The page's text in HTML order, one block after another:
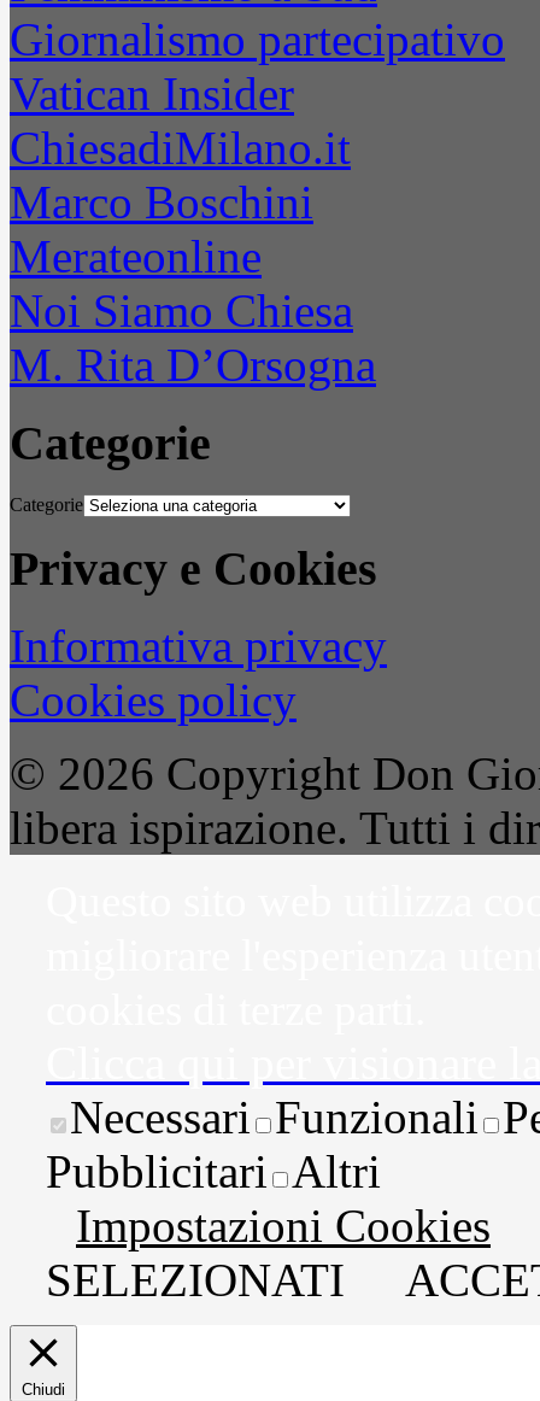
Giornalismo partecipativo
Vatican Insider
ChiesadiMilano.it
Marco Boschini
Merateonline
Noi Siamo Chiesa
M. Rita D’Orsogna
Categorie
Categorie
Privacy e Cookies
Informativa privacy
Cookies policy
© 2026 Copyright Don
libera ispirazione. Tutti i
Necessari Funzionali
Pubblicitari Altri
Impostazioni Cookies
SELEZIONATI
Chiudi